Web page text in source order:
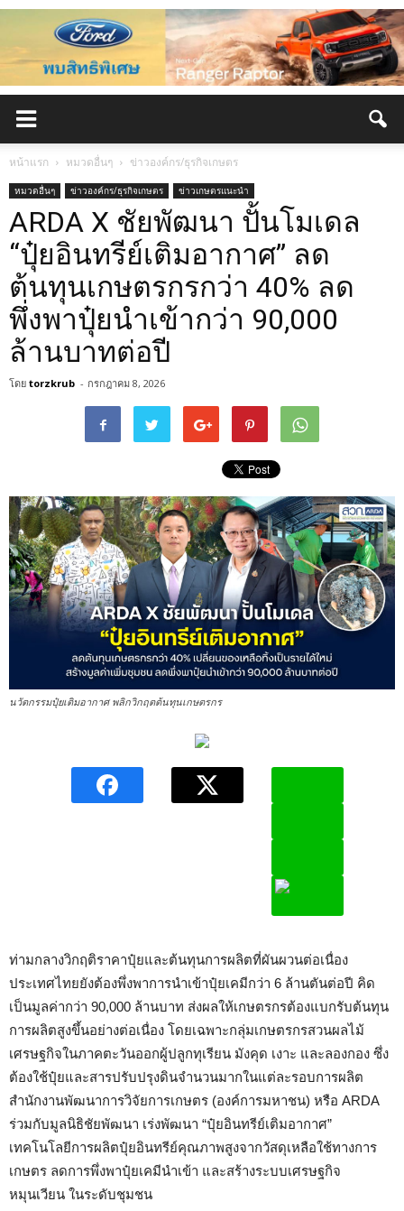
หน้าแรก หมวดอื่นๆ ข่าวองค์กร/ธุรกิจเกษตร
หมวดอื่นๆ ข่าวองค์กร/ธุรกิจเกษตร ข่าวเกษตรแนะนำ
ARDA X ชัยพัฒนา ปั้นโมเดล
“ปุ๋ยอินทรีย์เติมอากาศ” ลด
ต้นทุนเกษตรกรกว่า 40% ลด
พึ่งพาปุ๋ยนำเข้ากว่า 90,000
ล้านบาทต่อปี
โดย torzkrub - กรกฎาคม 8, 2026
นวัตกรรมปุ๋ยเติมอากาศ พลิกวิกฤตต้นทุนเกษตรกร
ท่ามกลางวิกฤติราคาปุ๋ยและต้นทุนการผลิตที่ผันผวนต่อเนื่อง
ประเทศไทยยังต้องพึ่งพาการนำเข้าปุ๋ยเคมีกว่า 6 ล้านตันต่อปี คิด
เป็นมูลค่ากว่า 90,000 ล้านบาท ส่งผลให้เกษตรกรต้องแบกรับต้นทุน
การผลิตสูงขึ้นอย่างต่อเนื่อง โดยเฉพาะกลุ่มเกษตรกรสวนผลไม้
เศรษฐกิจในภาคตะวันออกผู้ปลูกทุเรียน มังคุด เงาะ และลองกอง ซึ่ง
ต้องใช้ปุ๋ยและสารปรับปรุงดินจำนวนมากในแต่ละรอบการผลิต
สำนักงานพัฒนาการวิจัยการเกษตร (องค์การมหาชน) หรือ ARDA
ร่วมกับมูลนิธิชัยพัฒนา เร่งพัฒนา “ปุ๋ยอินทรีย์เติมอากาศ”
เทคโนโลยีการผลิตปุ๋ยอินทรีย์คุณภาพสูงจากวัสดุเหลือใช้ทางการ
เกษตร ลดการพึ่งพาปุ๋ยเคมีนำเข้า และสร้างระบบเศรษฐกิจ
หมุนเวียน ในระดับชุมชน